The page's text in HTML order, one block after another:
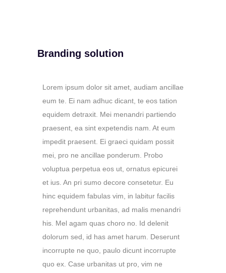
Branding solution
Lorem ipsum dolor sit amet, audiam ancillae
eum te. Ei nam adhuc dicant, te eos tation
equidem detraxit. Mei menandri partiendo
praesent, ea sint expetendis nam. At eum
impedit praesent. Ei graeci quidam possit
mei, pro ne ancillae ponderum. Probo
voluptua perpetua eos ut, ornatus epicurei
et ius. An pri sumo decore consetetur. Eu
hinc equidem fabulas vim, in labitur facilis
reprehendunt urbanitas, ad malis menandri
his. Mel agam quas choro no. Id delenit
dolorum sed, id has amet harum. Deserunt
incorrupte ne quo, paulo dicunt incorrupte
quo ex. Case urbanitas ut pro, vim ne